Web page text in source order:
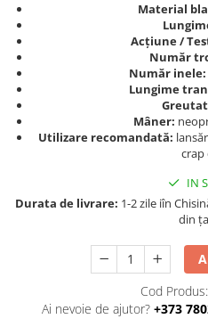
Lansete la rapitor
Mulinete la rapitor
Fire rapitor
Carlige la rapitor
Naluci
Accesorii rapitor
Boiles
Material
Acțiune /
Număr
Număr inele:
Lungime
Mâner:
Utilizare recomandată:
crap
IN
Durata de livrare: 1-2 zile iîn
din
Cod Produs:
Ai nevoie de ajutor? +373